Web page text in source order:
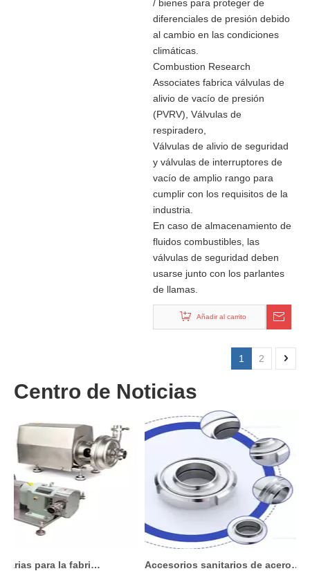
/ bienes para proteger de
diferenciales de presión debido
al cambio en las condiciones
climáticas.
Combustion Research
Associates fabrica válvulas de
alivio de vacío de presión
(PVRV), Válvulas de
respiradero,
Válvulas de alivio de seguridad
y válvulas de interruptores de
vacío de amplio rango para
cumplir con los requisitos de la
industria.
En caso de almacenamiento de
fluidos combustibles, las
válvulas de seguridad deben
usarse junto con los parlantes
de llamas.
Añadir al carrito
1 2
Centro de Noticias
Bombas sanitarias para la fabricación de cosméticos: lo que debe saber antes de comprar Accesorios sanitarios de acero inoxidable para sistemas de procesamiento de alimentos